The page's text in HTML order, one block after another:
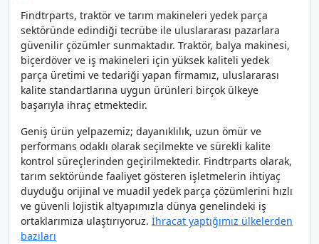
Findtrparts, traktör ve tarım makineleri yedek parça
sektöründe edindiği tecrübe ile uluslararası pazarlara
güvenilir çözümler sunmaktadır. Traktör, balya makinesi,
biçerdöver ve iş makineleri için yüksek kaliteli yedek
parça üretimi ve tedariği yapan firmamız, uluslararası
kalite standartlarına uygun ürünleri birçok ülkeye
başarıyla ihraç etmektedir.
Geniş ürün yelpazemiz; dayanıklılık, uzun ömür ve
performans odaklı olarak seçilmekte ve sürekli kalite
kontrol süreçlerinden geçirilmektedir. Findtrparts olarak,
tarım sektöründe faaliyet gösteren işletmelerin ihtiyaç
duyduğu orijinal ve muadil yedek parça çözümlerini hızlı
ve güvenli lojistik altyapımızla dünya genelindeki iş
ortaklarımıza ulaştırıyoruz. İhracat yaptığımız ülkelerden
bazıları